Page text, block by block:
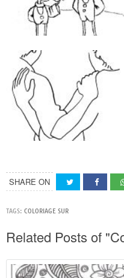
SHARE ON
TAGS: COLORIAGE SUR
Related Posts of